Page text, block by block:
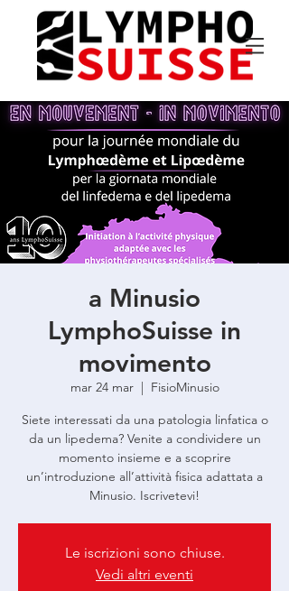
a Minusio
LymphoSuisse in
movimento
mar 24 mar
  |
FisioMinusio
Siete interessati da una patologia linfatica o
da un lipedema? Venite a condividere un
momento insieme e a scoprire
un’introduzione all’attività fisica adattata a
Minusio. Iscrivetevi!
Le iscrizioni sono chiuse.
Vedi altri eventi